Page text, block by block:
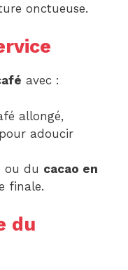
onctueuse.
avec :
allongé,
pour adoucir
ou du cacao en
finale.
du